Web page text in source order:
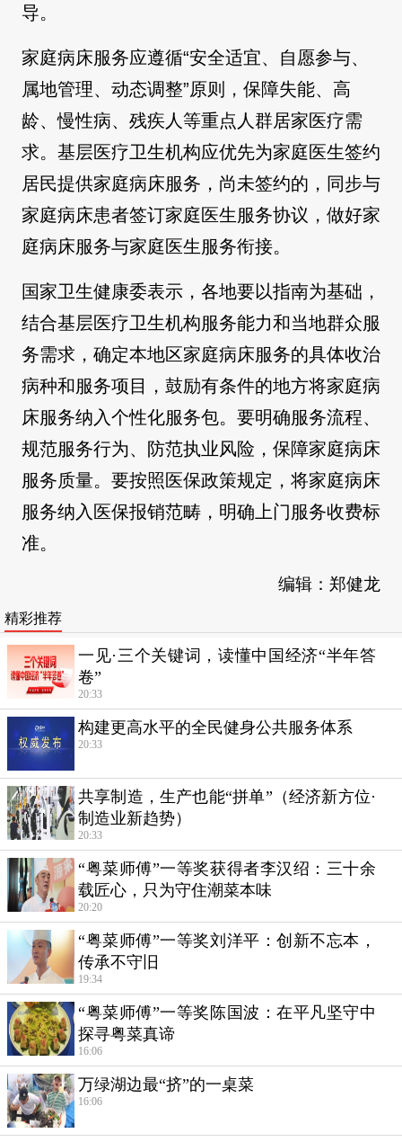
导。
家庭病床服务应遵循“安全适宜、自愿参与、
属地管理、动态调整”原则，保障失能、高
龄、慢性病、残疾人等重点人群居家医疗需
求。基层医疗卫生机构应优先为家庭医生签约
居民提供家庭病床服务，尚未签约的，同步与
家庭病床患者签订家庭医生服务协议，做好家
庭病床服务与家庭医生服务衔接。
国家卫生健康委表示，各地要以指南为基础，
结合基层医疗卫生机构服务能力和当地群众服
务需求，确定本地区家庭病床服务的具体收治
病种和服务项目，鼓励有条件的地方将家庭病
床服务纳入个性化服务包。要明确服务流程、
规范服务行为、防范执业风险，保障家庭病床
服务质量。要按照医保政策规定，将家庭病床
服务纳入医保报销范畴，明确上门服务收费标
准。
编辑：郑健龙
精彩推荐